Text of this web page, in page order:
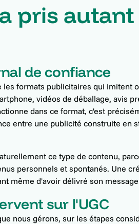
pris
de confiance
les formats publicitaires qui imitent
vidéos de déballage, avis
dans ce format, c'est
entre une publicité construite en
ce type de contenu,
personnels et spontanés. Une
même d'avoir délivré son
sur l'UGC
nous gérons, sur les étapes